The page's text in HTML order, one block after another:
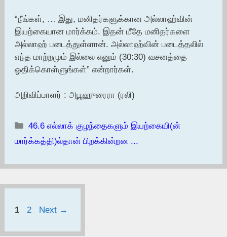
“நீங்கள், … இது, மனிதர்களுக்கான அல்லாஹ்வின்
இயற்கையான மார்க்கம். இதன் மீதே மனிதர்களை
அல்லாஹ் படைத்துள்ளான். அல்லாஹ்வின் படைத்தலில்
எந்த மாற்றமும் இல்லை எனும் (30:30) வசனத்தை
ஓதிக்கொள்ளுங்கள்” என்றார்கள்.
அறிவிப்பாளர் : அபூஹுரைரா (ரலி)
Categories
46.6 எல்லாக் குழந்தைகளும் இயற்கையி(ன்
மார்க்கத்தி)ல்தான் பிறக்கின்றன ...
Page
1 Page
2 Next →